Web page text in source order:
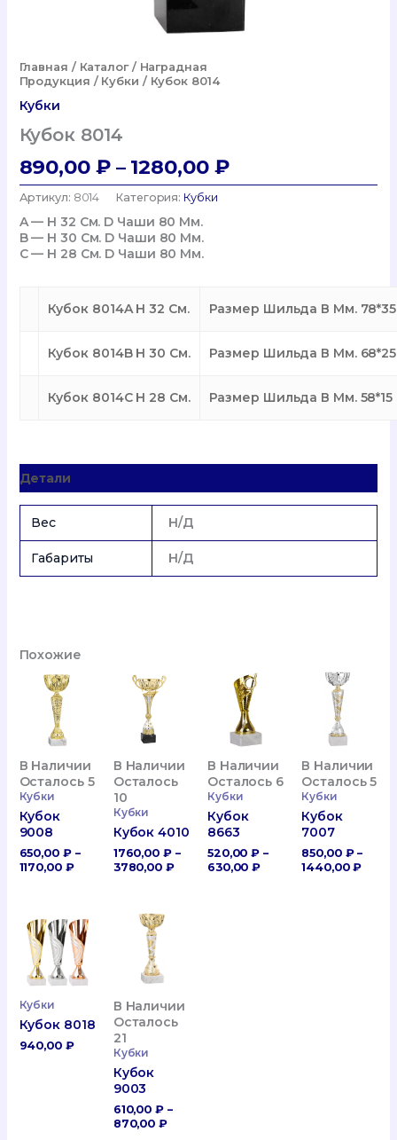
Главная / Каталог/ Наградная
Продукция / Кубки / Кубок 8014
Кубки
Кубок 8014
890,00 ₽ – 1280,00 ₽Диапазон
Цен:
Артикул: 8014 Категория: Кубки
A — H 32 См. D Чаши 80 Мм.
B — H 30 См. D Чаши 80 Мм.
C — H 28 См. D Чаши 80 Мм.
Кубок 8014A H 32 См. Размер Шильда В Мм. 78*35
Кубок 8014B H 30 См. Размер Шильда В Мм. 68*25
Кубок 8014C H 28 См. Размер Шильда В Мм. 58*15
Детали
Вес Н/Д
Габариты Н/Д
Похожие
В Наличии
Осталось 5
Кубки
Кубок
9008
650,00 ₽ –
1170,00 ₽Диапазон
1170,00 ₽
В Наличии
Осталось
10
Кубки
Кубок 4010
1760,00 ₽ –
3780,00 ₽Диапазон
В Наличии
Осталось 6
Кубки
Кубок
8663
520,00₽ –
630,00₽Диапазон
В Наличии
Осталось 5
Кубки
Кубок
7007
850,00 ₽ –
1440,00₽
Кубки
Кубок 8018
940,00 ₽
В Наличии
Осталось
21
Кубки
Кубок
9003
610,00₽ –
870,00₽Диапазон